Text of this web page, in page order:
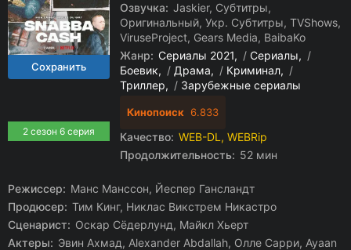
2 сезон 6 серия
Озвучка: Jaskier, Субтитры,
Оригинальный, Укр. Субтитры, TVShows,
ViruseProject, Gears Media, BaibaKo
Жанр: Сериалы 2021 / Сериалы
/
Боевик
/ Драма / Криминал
/
Триллер
/ Зарубежные сериалы
Кинопоиск 6.833
Качество: WEB-DL, WEBRip
Продолжительность: 52 мин
Режиссер: Манс Манссон, Йеспер Гансландт
Продюсер: Тим Кинг, Никлас Викстрем Никастро
Сценарист: Оскар Сёдерлунд, Майкл Хьерт
Актеры: Эвин Ахмад, Alexander Abdallah, Олле Сарри, Ayaan